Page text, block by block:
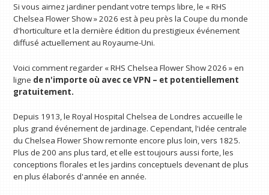
Si vous aimez jardiner pendant votre temps libre, le « RHS
Chelsea Flower Show » 2026 est à peu près la Coupe du monde
d'horticulture et la dernière édition du prestigieux événement
diffusé actuellement au Royaume-Uni.
Voici comment regarder « RHS Chelsea Flower Show 2026 » en
ligne de n'importe où avec ce VPN – et potentiellement
gratuitement.
Depuis 1913, le Royal Hospital Chelsea de Londres accueille le
plus grand événement de jardinage. Cependant, l'idée centrale
du Chelsea Flower Show remonte encore plus loin, vers 1825.
Plus de 200 ans plus tard, et elle est toujours aussi forte, les
conceptions florales et les jardins conceptuels devenant de plus
en plus élaborés d'année en année.